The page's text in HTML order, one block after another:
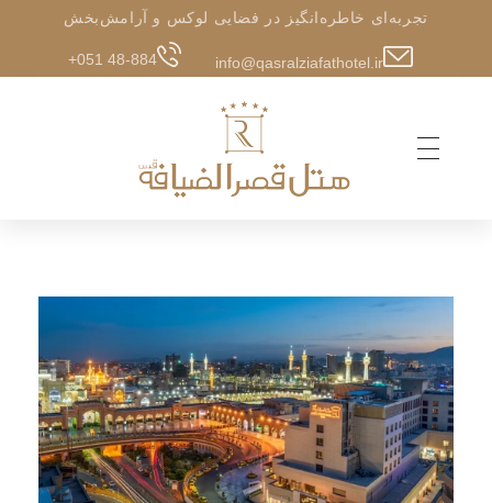
تجربه‌ای خاطره‌انگیز در فضایی لوکس و آرامش‌بخش
info@qasralziafathotel.ir
+051 48-884